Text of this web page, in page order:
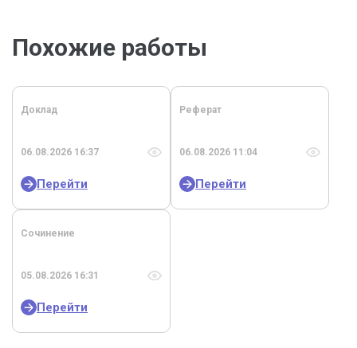
Похожие работы
Доклад
06.08.2026 16:37
Перейти
Реферат
06.08.2026 11:04
Перейти
Сочинение
05.08.2026 16:31
Перейти